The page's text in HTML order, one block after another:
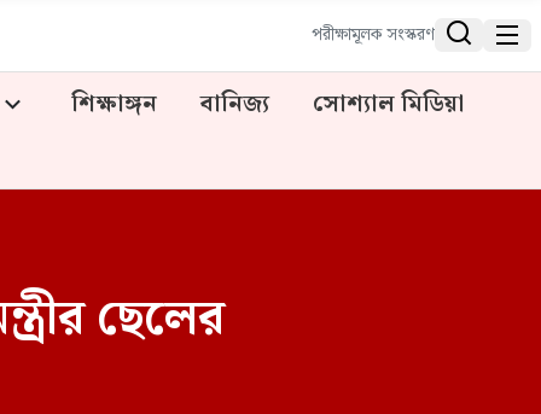
পরীক্ষামূলক সংস্করণ  
শিক্ষাঙ্গন বানিজ্য
সোশ্যাল মিডিয়া
ছেলের